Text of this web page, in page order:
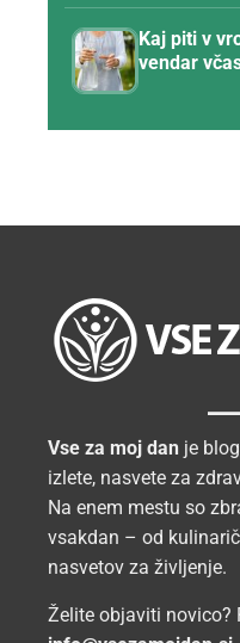
Kaj piti v
vendar
Vse za moj dan je
izlete, nasvete za
Na enem mestu so
vsakdan – od
nasvetov za življenje.
Želite objaviti novico?